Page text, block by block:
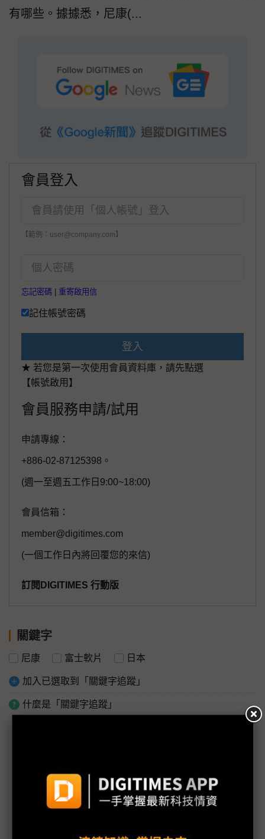
有哪些。據據悉，尼康(...
會員登入
【範例：user@company.com】
忘記密碼 重寄啟用信
記住帳號密碼
登入
★ 若您是第一次使用會員資料庫，請先點選
【帳號啟用】
會員服務申請/試用
申請專線：
+886-02-87125398。
(週一至週五工作日9:00~18:00)
會員信箱：
member@digitimes.com
(一個工作日內將回覆您的來信)
訂閱DIGITIMES 行動版
關鍵字
尼康 富士軟片 日本
加入已選取到「關鍵字追蹤」
什麼是「關鍵字追蹤」
日本國會通過4兆日圓緊急預算案
豐田零件缺貨 歐洲生產線計畫停工數日